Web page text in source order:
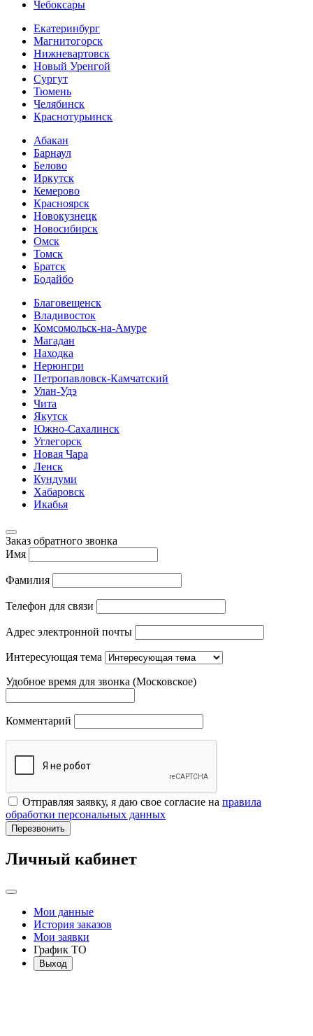
Чебоксары
Екатеринбург
Магнитогорск
Нижневартовск
Новый Уренгой
Сургут
Тюмень
Челябинск
Краснотурьинск
Абакан
Барнаул
Белово
Иркутск
Кемерово
Красноярск
Новокузнецк
Новосибирск
Омск
Томск
Братск
Бодайбо
Благовещенск
Владивосток
Комсомольск-на-Амуре
Магадан
Находка
Нерюнгри
Петропавловск-Камчатский
Улан-Удэ
Чита
Якутск
Южно-Сахалинск
Углегорск
Новая Чара
Ленск
Кундуми
Хабаровск
Икабья
Заказ обратного звонка
Имя
Фамилия
Телефон для связи
Адрес электронной почты
Интересующая тема
Удобное время для звонка (Московское)
Комментарий
Отправляя заявку, я даю свое согласие на правила
обработки персональных данных
Перезвонить
Личный кабинет
Мои данные
История заказов
Мои заявки
График ТО
Выход